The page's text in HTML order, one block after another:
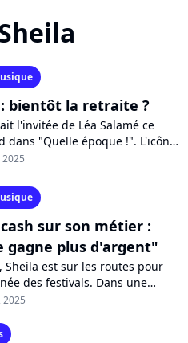
bientôt la retraite ?
l'invitée de Léa Salamé ce
dans "Quelle époque !". L'icône,
en tournée, s'est livrée en
sur son métier :
gagne plus d'argent"
Sheila est sur les routes pour
des festivals. Dans une
la chanteuse se livre sur sa
2025